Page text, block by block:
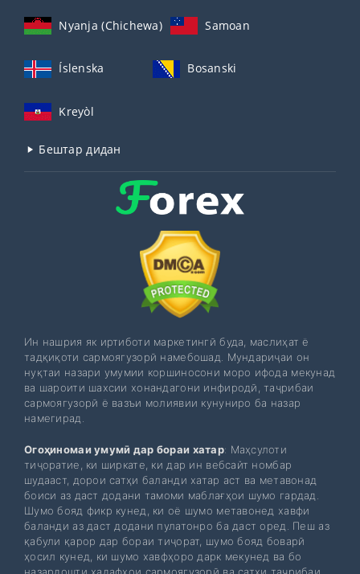
Nyanja (Chichewa) Samoan
Íslenska Bosanski
Kreyòl
Бештар дидан
Ин нашрия як иртиботи маркетингӣ буда, маслиҳат ё
тадқиқоти сармоягузорӣ намебошад. Мундариҷаи он
нуқтаи назари умумии коршиносони моро ифода мекунад
ва шароити шахсии хонандагони инфиродӣ, таҷрибаи
сармоягузорӣ ё вазъи молиявии кунуниро ба назар
намегирад.
Огоҳиномаи умумӣ дар бораи хатар: Маҳсулоти
тиҷоратие, ки ширкате, ки дар ин вебсайт номбар
шудааст, дорои сатҳи баланди хатар аст ва метавонад
боиси аз даст додани тамоми маблағҳои шумо гардад.
Шумо бояд фикр кунед, ки оё шумо метавонед хавфи
баланди аз даст додани пулатонро ба даст оред. Пеш аз
қабули қарор дар бораи тиҷорат, шумо бояд боварӣ
ҳосил кунед, ки шумо хавфҳоро дарк мекунед ва бо